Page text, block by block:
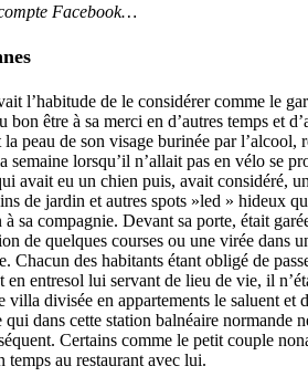
Facebook…
l’habitude de le considérer comme le
bon être à sa merci en d’autres temps et
peau de son visage burinée par l’alcool,
semaine lorsqu’il n’allait pas en vélo se
avait eu un chien puis, avait considéré,
de jardin et autres spots »led » hideux
sa compagnie. Devant sa porte, était
de quelques courses ou une virée dans
Chacun des habitants étant obligé de
en entresol lui servant de lieu de vie, il
villa divisée en appartements le saluent et
dans cette station balnéaire normande
Certains comme le petit couple
temps au restaurant avec lui.